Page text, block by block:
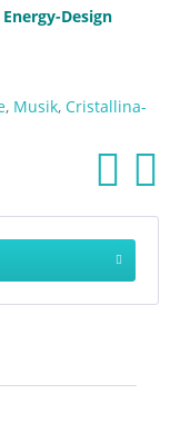
Design
, Musik, Cristallina-